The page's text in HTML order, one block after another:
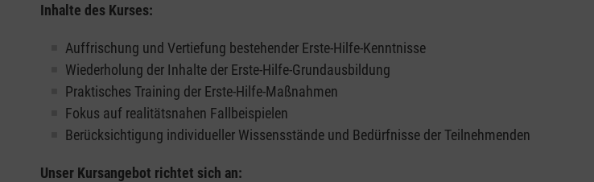
Inhalte des Kurses:
Auffrischung und Vertiefung bestehender Erste-Hilfe-Kenntnisse
Wiederholung der Inhalte der Erste-Hilfe-Grundausbildung
Praktisches Training der Erste-Hilfe-Maßnahmen
Fokus auf realitätsnahen Fallbeispielen
Berücksichtigung individueller Wissensstände und Bedürfnisse der Teilnehmenden
Unser Kursangebot richtet sich an: